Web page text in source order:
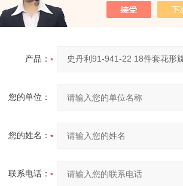
• 6件12.5mm系列50mm花形旋具套筒:T-30, T-40,
• 6件12.5mm系列100mm长花形旋具套筒:T-30, T-
产品：
您的单位：
您的姓名：
联系电话：